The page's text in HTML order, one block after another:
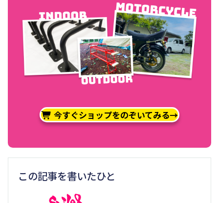
今すぐショップをのぞいてみる→
この記事を書いたひと